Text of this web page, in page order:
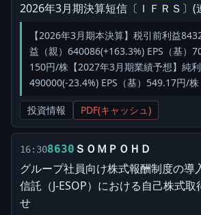
2026年3月期決算短信〔ＩＦＲＳ〕(
【2026年3月期本決算】税引前利益
益（親）640086(+163.3%) EPS（基）
150円/株【2027年3月期業績予想】純利
490000(-23.4%) EPS（基）549.17円/株
投資情報 PDF(キャッシュ)
16:308630 ＳＯＭＰＯＨＤ
グループ社員向け株式報酬制度の導
信託（J-ESOP）における自己株式
せ